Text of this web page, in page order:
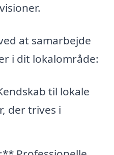
at samarbejde
i dit lokalområde:
til lokale
der trives i